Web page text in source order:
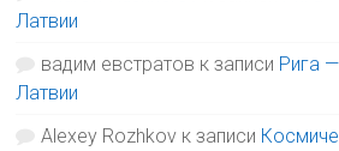
Латвии
вадим евстратов к записи Рига
Латвии
Alexey Rozhkov к записи